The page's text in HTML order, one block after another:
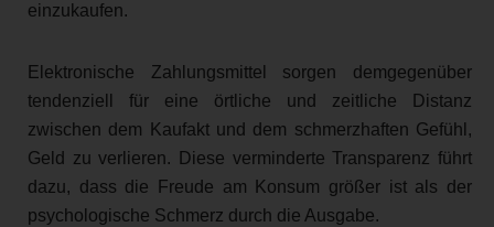
einzukaufen.
Elektronische Zahlungsmittel sorgen demgegenüber
tendenziell für eine örtliche und zeitliche Distanz
zwischen dem Kaufakt und dem schmerzhaften Gefühl,
Geld zu verlieren. Diese verminderte Transparenz führt
dazu, dass die Freude am Konsum größer ist als der
psychologische Schmerz durch die Ausgabe.